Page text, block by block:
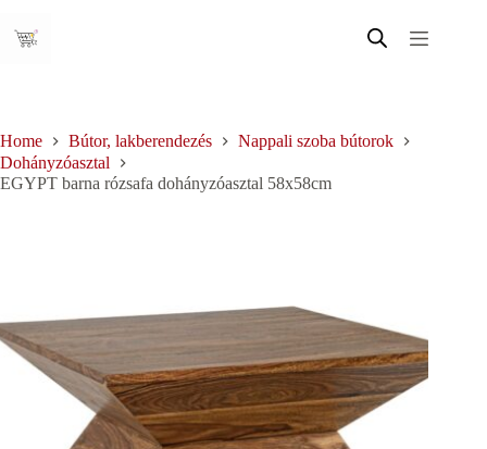
content
Home Bútor, lakberendezés
Nappali szoba bútorok
Dohányzóasztal
EGYPT barna rózsafa dohányzóasztal 58x58cm